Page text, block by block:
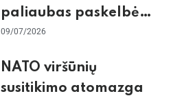
paliaubas paskelbė
baigtomis, JAV
taikinių Irane
09/07/2026
NATO viršūnių
susitikimo atomazga